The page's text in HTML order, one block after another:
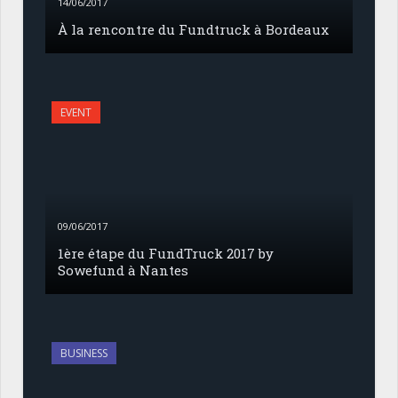
À la rencontre du Fundtruck à Bordeaux
EVENT
09/06/2017
1ère étape du FundTruck 2017 by
Sowefund à Nantes
BUSINESS